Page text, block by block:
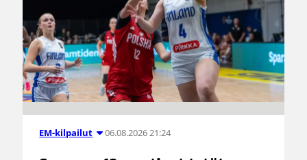
EM-kilpailut 06.08.2026 21:24